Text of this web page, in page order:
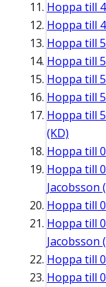
Hoppa till
Hoppa till
Hoppa till
Hoppa till
Hoppa till
Hoppa till
Hoppa till
(KD)
Hoppa till
Hoppa till
Jacobsson
Hoppa till
Hoppa till
Jacobsson
Hoppa till
Hoppa till